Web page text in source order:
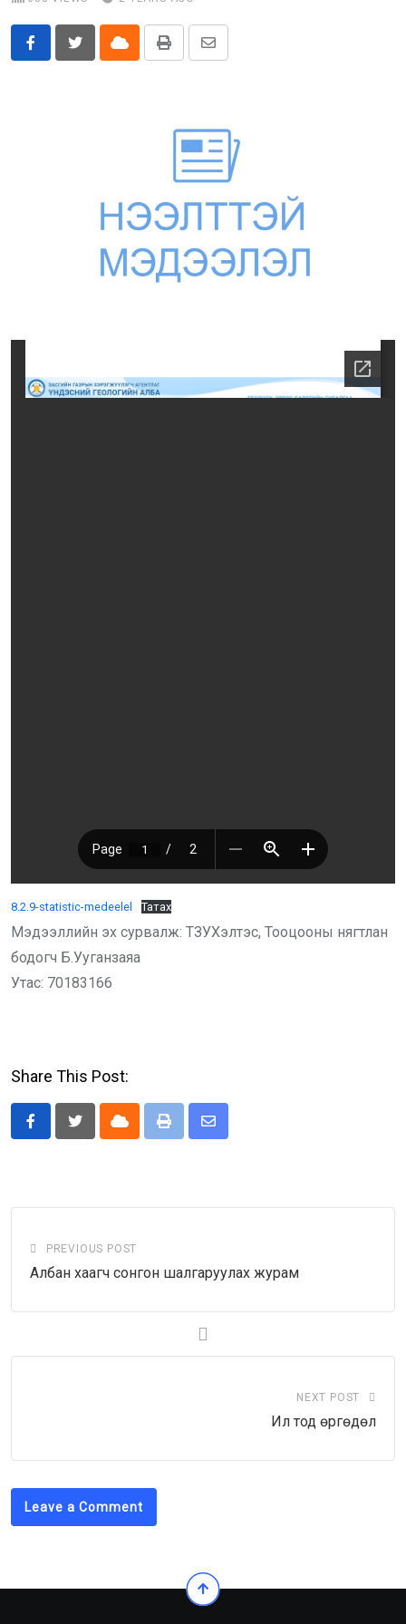
Бусад
E-Zasag.mn Cloud Print
Share
8.2.9-statistic-medeelel Татах
Мэдээллийн эх сурвалж: ТЗУХэлтэс, Тооцооны нягтлан
бодогч Б.Ууганзаяа
Утас: 70183166
Share This Post:
Cloud Print
Share
PREVIOUS POST
Албан хаагч сонгон шалгаруулах журам
NEXT POST
Ил тод өргөдөл
Leave a Comment